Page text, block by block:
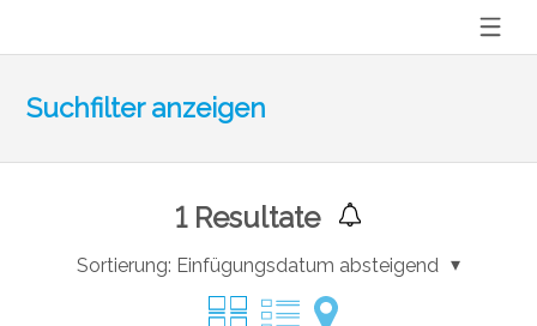
Suchfilter anzeigen
1Resultate
Sortierung: Einfügungsdatum absteigend